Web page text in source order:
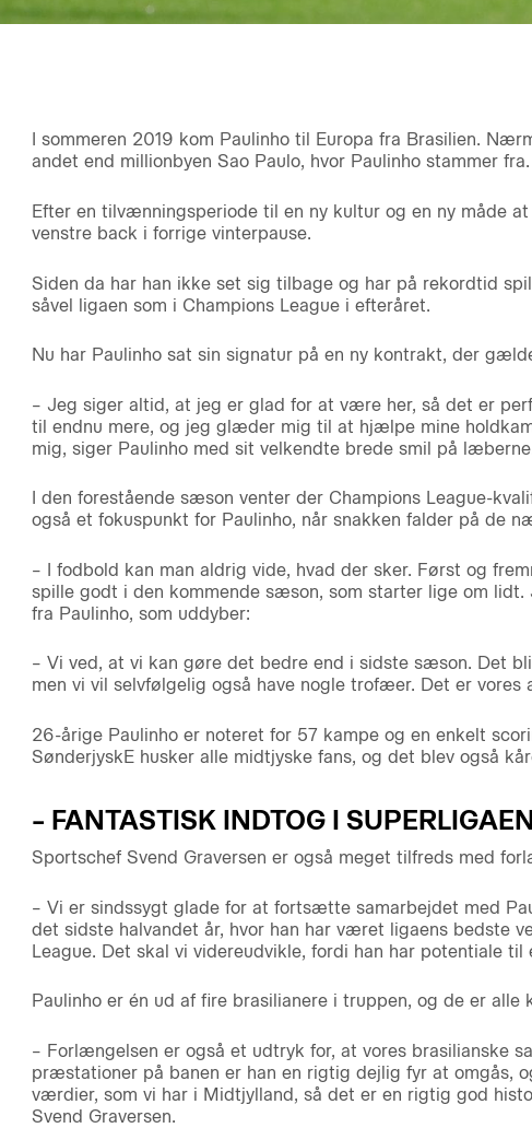
I sommeren 2019 kom Paulinho til Europa fra Brasilien.
andet end millionbyen Sao Paulo, hvor Paulinho stammer fra.
Efter en tilvænningsperiode til en ny kultur og en ny måde
venstre back i forrige vinterpause.
Siden da har han ikke set sig tilbage og har på rekordtid
såvel ligaen som i Champions League i efteråret.
Nu har Paulinho sat sin signatur på en ny kontrakt, der
– Jeg siger altid, at jeg er glad for at være her, så det er
til endnu mere, og jeg glæder mig til at hjælpe mine
mig, siger Paulinho med sit velkendte brede smil på
I den forestående sæson venter der Champions League-
også et fokuspunkt for Paulinho, når snakken falder på de
– I fodbold kan man aldrig vide, hvad der sker. Først og
spille godt i den kommende sæson, som starter lige om
fra Paulinho, som uddyber:
– Vi ved, at vi kan gøre det bedre end i sidste sæson. Det
men vi vil selvfølgelig også have nogle trofæer. Det er vores
26-årige Paulinho er noteret for 57 kampe og en enkelt
SønderjyskE husker alle midtjyske fans, og det blev også
– FANTASTISK INDTOG I SUPERLIGAEN
Sportschef Svend Graversen er også meget tilfreds med
– Vi er sindssygt glade for at fortsætte samarbejdet med
det sidste halvandet år, hvor han har været ligaens bedste
League. Det skal vi videreudvikle, fordi han har potentiale til
Paulinho er én ud af fire brasilianere i truppen, og de er
– Forlængelsen er også et udtryk for, at vores brasilianske
præstationer på banen er han en rigtig dejlig fyr at omgås,
værdier, som vi har i Midtjylland, så det er en rigtig god
Svend Graversen.